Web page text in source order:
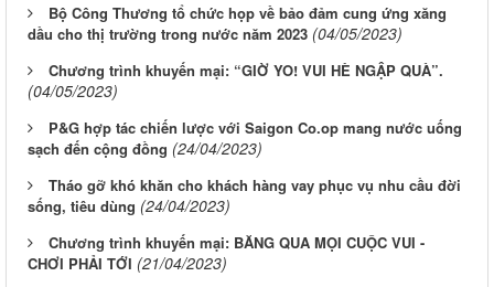
Bộ Công Thương tổ chức họp về bảo đảm cung ứng xăng
dầu cho thị trường trong nước năm 2023 (04/05/2023)
Chương trình khuyến mại: “GIỜ YO! VUI HÈ NGẬP QUÀ”.
(04/05/2023)
P&G hợp tác chiến lược với Saigon Co.op mang nước uống
sạch đến cộng đồng (24/04/2023)
Tháo gỡ khó khăn cho khách hàng vay phục vụ nhu cầu đời
sống, tiêu dùng (24/04/2023)
Chương trình khuyến mại: BĂNG QUA MỌI CUỘC VUI -
CHƠI PHẢI TỚI (21/04/2023)